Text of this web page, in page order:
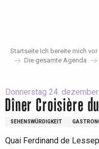
Startseite Ich bereite mich vor
Die gesamte Agenda
Donnerstag 24.
Dîner Croisière
SEHENSWÜRDIGKEIT
Quai Ferdinand de